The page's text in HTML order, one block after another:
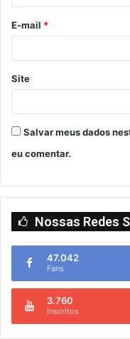
E-mail *
Site
Salvar meus dados
eu comentar.
Nossas Redes
47.042
Fans
3.760
Inscritos